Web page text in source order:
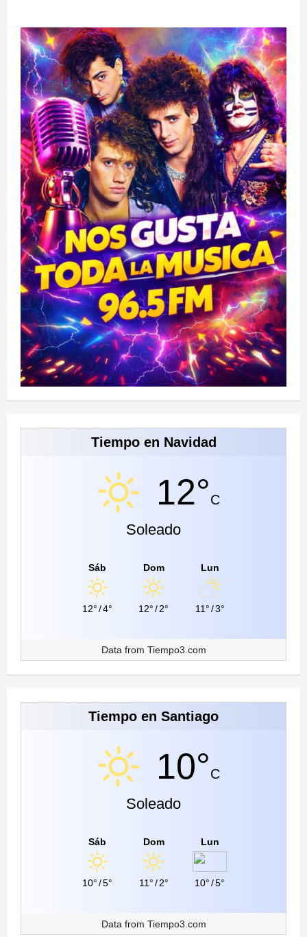
Tiempo en Navidad
12°C
Soleado
Sáb
12°/4°
Dom
12°/2°
Lun
11°/3°
Data from Tiempo3.com
Tiempo en Santiago
10°C
Soleado
Sáb
10°/5°
Dom
11°/ 2°
Lun
10°/5°
Data from Tiempo3.com